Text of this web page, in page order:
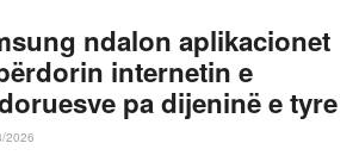
ndalon aplikacionet
internetin e
pa dijeninë e tyre
2026